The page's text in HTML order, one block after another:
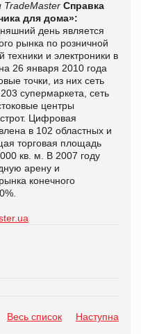
TradeMaster Справка
для дома»:
день является
рынка по розничной
и электроники в
26 января 2010 года
точки, из них сеть
супермаркета, сеть
центры
Цифровая
в 102 областных и
торговая площадь
кв. м. В 2007 году
арену и
конечного
Весь список Наступна